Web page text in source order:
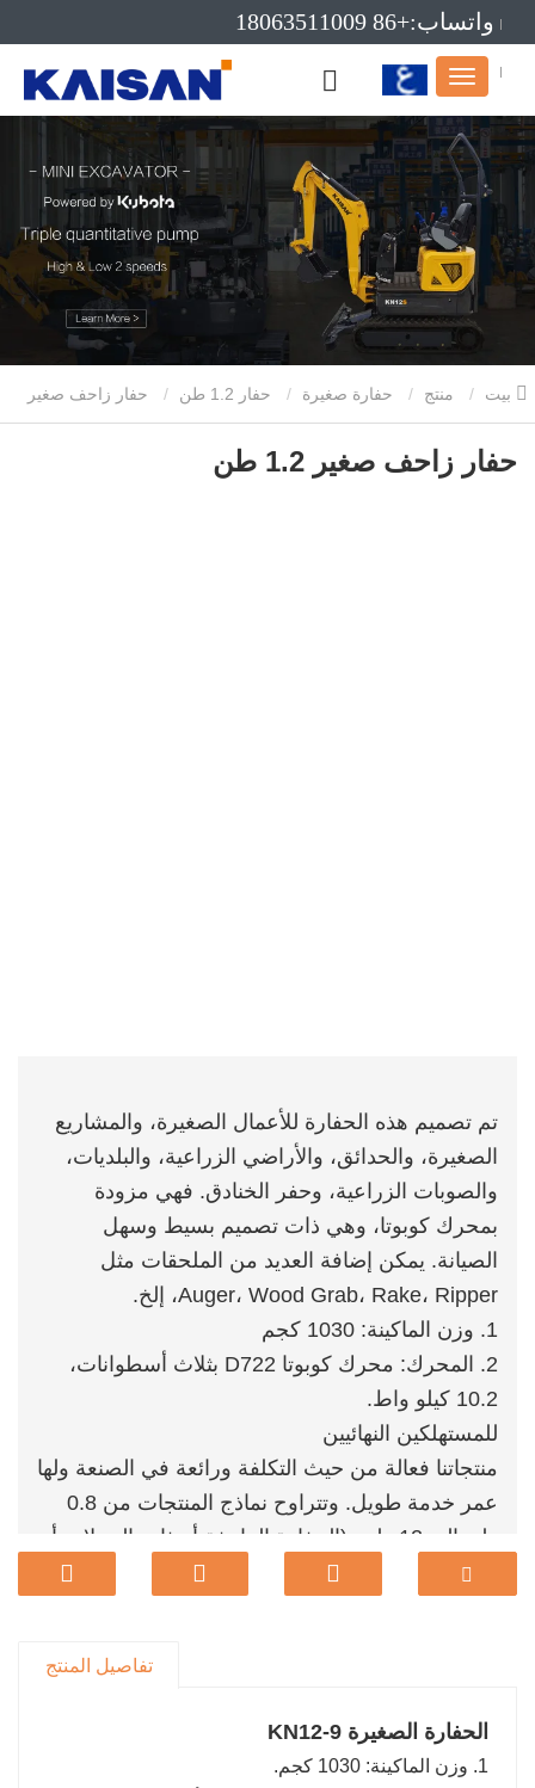
واتساب:+86 18063511009
بريد إلكتروني:info@kaisanmachinery.com
منتج حفارة صغيرة حفار 1.2 طن حفار زاحف صغير
حفار زاحف صغير 1.2 طن
تم تصميم هذه الحفارة للأعمال الصغيرة، والمشاريع
الصغيرة، والحدائق، والأراضي الزراعية، والبلديات،
والصوبات الزراعية، وحفر الخنادق. فهي مزودة
بمحرك كوبوتا، وهي ذات تصميم بسيط وسهل
الصيانة. يمكن إضافة العديد من الملحقات مثل
Auger، Wood Grab، Rake، Ripper، إلخ.
1. وزن الماكينة: 1030 كجم
2. المحرك: محرك كوبوتا D722 بثلاث أسطوانات،
10.2 كيلو واط.
للمستهلكين النهائيين
منتجاتنا فعالة من حيث التكلفة ورائعة في الصنعة ولها
عمر خدمة طويل. وتتراوح نماذج المنتجات من 0.8
طن إلى 12 طن. (الحفارة الزاحفة أو ذات العجلات أو
الزاحفة) يمكنها تلبية احتياجاتك ودعم التخصيص
ضمان المنتج. وفي الوقت نفسه، سنقوم بالإعلان لك
التجارية للمنتج.
تفاصيل المنتج
الحفارة الصغيرة KN12-9
1. وزن الماكينة: 1030 كجم.